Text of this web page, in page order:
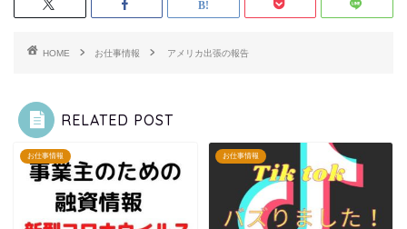
HOME お仕事情報 アメリカ出張の報告
RELATED POST
お仕事情報 お仕事情報